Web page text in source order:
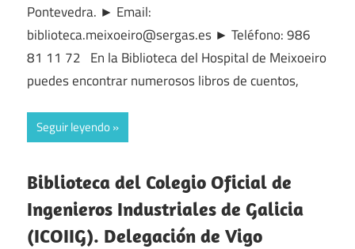
Pontevedra. ► Email:
biblioteca.meixoeiro@sergas.es ► Teléfono: 986
81 11 72 En la Biblioteca del Hospital de Meixoeiro
puedes encontrar numerosos libros de cuentos,
Seguir leyendo
Biblioteca del Colegio Oficial de
Ingenieros Industriales de Galicia
(ICOIIG). Delegación de Vigo